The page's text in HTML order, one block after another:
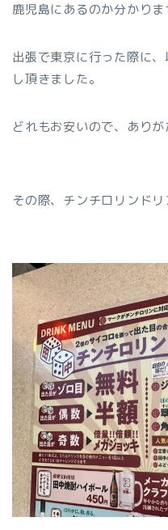
鹿児島にあるのか分かりま
出張で東京に行った際に
し頂きました。
どれもお安いので、ありが
その際、チンチロリンドリ